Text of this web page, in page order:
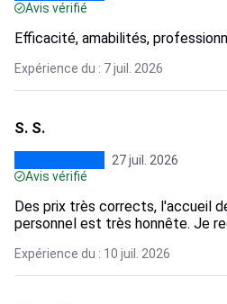
Avis vérifié
Efficacité, amabilités,
Expérience du : 7 juil. 2026
S. S.
27 juil. 2026
Avis vérifié
Des prix très corrects, l'accueil
personnel est très honnête. Je
Expérience du : 10 juil. 2026